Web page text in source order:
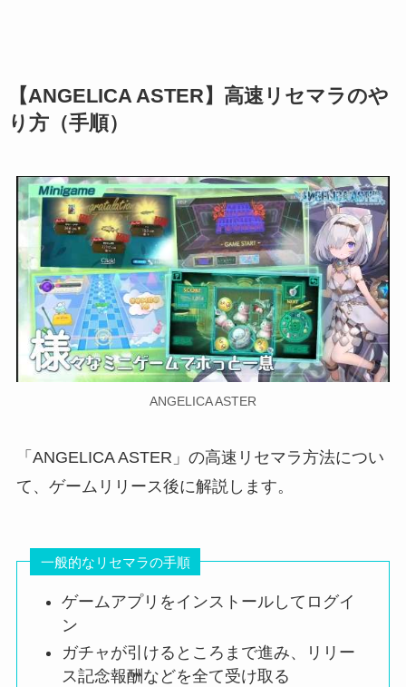
【ANGELICA ASTER】高速リセマラのや
り方（手順）
ANGELICA ASTER
「ANGELICA ASTER」の高速リセマラ方法につい
て、ゲームリリース後に解説します。
一般的なリセマラの手順
ゲームアプリをインストールしてログイ
ン
ガチャが引けるところまで進み、リリー
ス記念報酬などを全て受け取る